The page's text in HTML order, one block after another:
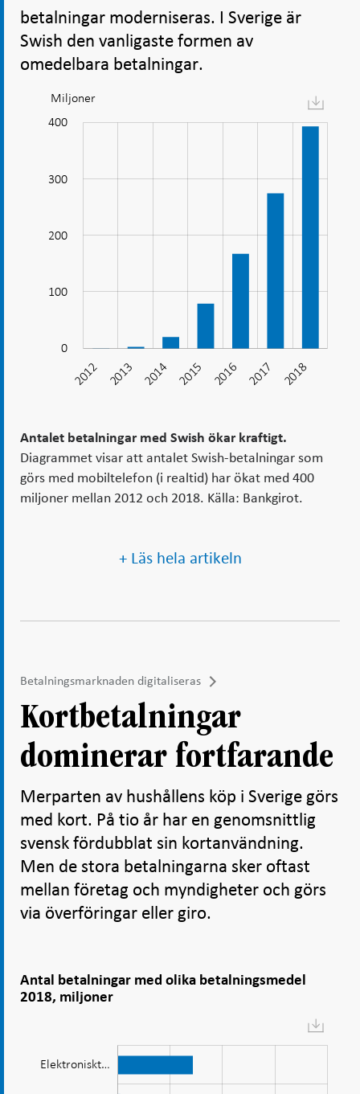
betalningar moderniseras. I Sverige är
Swish den vanligaste formen av
omedelbara betalningar.
Diagram:
Antalet
Swish
Miljoner
100
0
100
200
300
400
2018
2012 2013 2014 2015 2016 2017 2018
Antalet betalningar med Swish ökar kraftigt.
Diagrammet visar att antalet Swish-betalningar som
görs med mobiltelefon (i realtid) har ökat med 400
miljoner mellan 2012 och 2018. Källa: Bankgirot.
+ Läs hela artikeln
Betalningsmarknaden digitaliseras
Kortbetalningar
dominerar fortfarande
Merparten av hushållens köp i Sverige görs
med kort. På tio år har en genomsnittlig
svensk fördubblat sin kortanvändning.
Men de stora betalningarna sker oftast
mellan företag och myndigheter och görs
via överföringar eller giro.
Antal betalningar med olika betalningsmedel
2018, miljoner
flestaElektroniskt…